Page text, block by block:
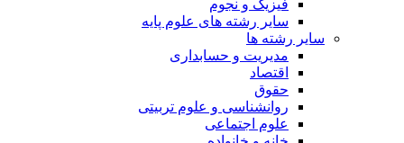
فیزیک و نجوم
سایر رشته های علوم پایه
سایر رشته ها
مدیریت و حسابداری
اقتصاد
حقوق
روانشناسی و علوم تربیتی
علوم اجتماعی